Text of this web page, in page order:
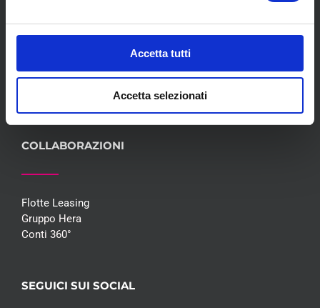
Accetta tutti
Accetta selezionati
Convenzioni
Whisteblowing D.Lgs 24/2023
Promozioni
COLLABORAZIONI
Flotte Leasing
Gruppo Hera
Conti 360°
SEGUICI SUI SOCIAL